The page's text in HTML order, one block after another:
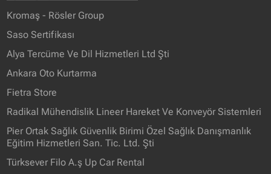
Kromaş - Rösler Group
Saso Sertifikası
Alya Tercüme Ve Dil Hizmetleri Ltd Şti
Ankara Oto Kurtarma
Fietra Store
Radikal Mühendislik Lineer Hareket Ve Konveyör Sistemleri
Pier Ortak Sağlık Güvenlik Birimi Özel Sağlık Danışmanlık
Eğitim Hizmetleri San. Tic. Ltd. Şti
Türksever Filo A.ş Up Car Rental